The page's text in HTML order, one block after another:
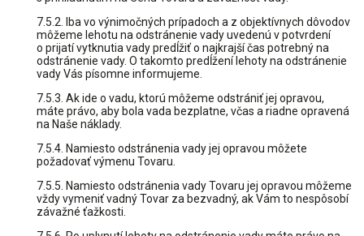
7.5.2. Iba vo výnimočných prípadoch a z objektívnych dôvodov
môžeme lehotu na odstránenie vady uvedenú v potvrdení
o prijatí vytknutia vady predĺžiť o najkrajší čas potrebný na
odstránenie vady. O takomto predĺžení lehoty na odstránenie
vady Vás písomne informujeme.
7.5.3. Ak ide o vadu, ktorú môžeme odstrániť jej opravou,
máte právo, aby bola vada bezplatne, včas a riadne opravená
na Naše náklady.
7.5.4. Namiesto odstránenia vady jej opravou môžete
požadovať výmenu Tovaru.
7.5.5. Namiesto odstránenia vady Tovaru jej opravou môžeme
vždy vymeniť vadný Tovar za bezvadný, ak Vám to nespôsobí
závažné ťažkosti.